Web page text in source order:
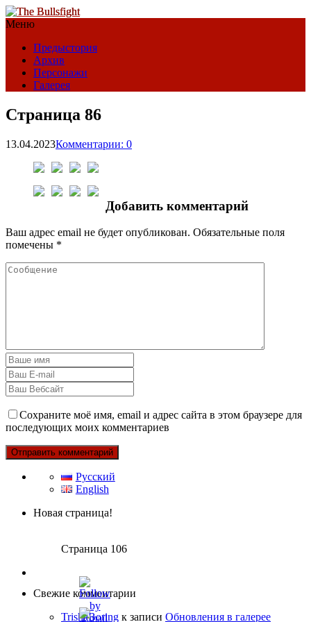
Меню
Предыстория
Архив
Персонажи
Галерея
Страница 86
13.04.2023Комментарии: 0
Добавить комментарий
Ваш адрес email не будет опубликован. Обязательные поля
помечены *
Сохраните моё имя, email и адрес сайта в этом браузере для
последующих моих комментариев
Русский
English
Новая страница!
Страница 106
Свежие комментарии
TrishaBoring к записи Обновления в галерее